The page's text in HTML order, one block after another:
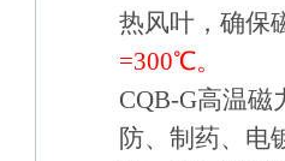
热风叶，确保
=300℃。
CQB-G高温
防、制药、电